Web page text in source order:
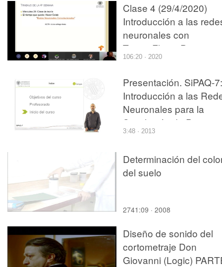
Clase 4 (29/4/2020)
Introducción a las
neuronales con
TensorFlow - Proyecto
Robótica
106:20 · 2020
Presentación. SiPAQ-7:
Introducción a las
Neuronales para la
Simulación de
con Matlab¿ y Scilab¿
3:48 · 2013
Determinación del
del suelo
2741:09 · 2008
Diseño de sonido del
cortometraje Don
Giovanni (Logic)